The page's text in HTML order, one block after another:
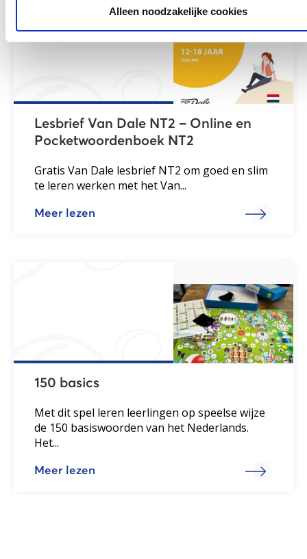
Alleen noodzakelijke cookies
Lesbrief Van Dale NT2 – Online en
Pocketwoordenboek NT2
Gratis Van Dale lesbrief NT2 om goed en slim
te leren werken met het Van...
Meer lezen
150 basics
Met dit spel leren leerlingen op speelse wijze
de 150 basiswoorden van het Nederlands.
Het...
Meer lezen